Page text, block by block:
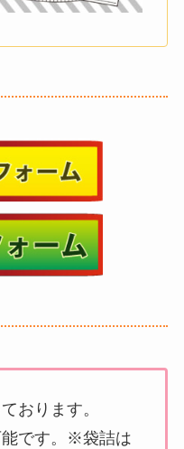
おります。
です。※袋詰は